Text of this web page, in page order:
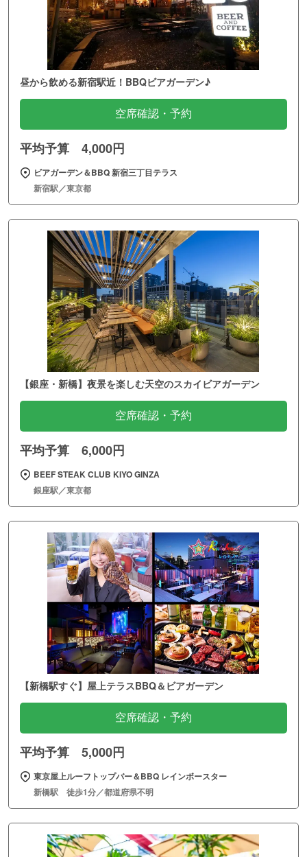
昼から飲める新宿駅近！BBQビアガーデン♪
空席確認・予約
平均予算 4,000円
ビアガーデン＆BBQ 新宿三丁目テラス
新宿駅／東京都
【銀座・新橋】夜景を楽しむ天空のスカイビアガーデン
空席確認・予約
平均予算 6,000円
BEEF STEAK CLUB KIYO GINZA
銀座駅／東京都
【新橋駅すぐ】屋上テラスBBQ＆ビアガーデン
空席確認・予約
平均予算 5,000円
東京屋上ルーフトップバー＆BBQ レインボースター
新橋駅 徒歩1分／都道府県不明